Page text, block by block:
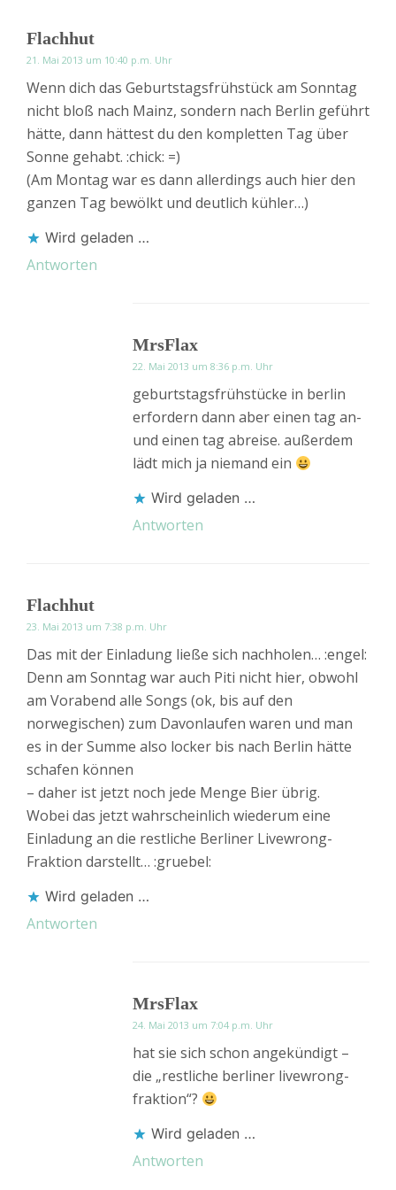
Flachhut
21. Mai 2013 um 10:40 p.m. Uhr
Wenn dich das Geburtstagsfrühstück am Sonntag
nicht bloß nach Mainz, sondern nach Berlin geführt
hätte, dann hättest du den kompletten Tag über
Sonne gehabt. :chick: =)
(Am Montag war es dann allerdings auch hier den
ganzen Tag bewölkt und deutlich kühler…)
Wird geladen …
Antworten
MrsFlax
22. Mai 2013 um 8:36 p.m. Uhr
geburtstagsfrühstücke in berlin
erfordern dann aber einen tag an-
und einen tag abreise. außerdem
lädt mich ja niemand ein
Wird geladen …
Antworten
Flachhut
23. Mai 2013 um 7:38 p.m. Uhr
Das mit der Einladung ließe sich nachholen… :engel:
Denn am Sonntag war auch Piti nicht hier, obwohl
am Vorabend alle Songs (ok, bis auf den
norwegischen) zum Davonlaufen waren und man
es in der Summe also locker bis nach Berlin hätte
schafen können
– daher ist jetzt noch jede Menge Bier übrig.
Wobei das jetzt wahrscheinlich wiederum eine
Einladung an die restliche Berliner Livewrong-
Fraktion darstellt… :gruebel:
Wird geladen …
Antworten
MrsFlax
24. Mai 2013 um 7:04 p.m. Uhr
hat sie sich schon angekündigt –
die „restliche berliner livewrong-
fraktion“?
Wird geladen …
Antworten